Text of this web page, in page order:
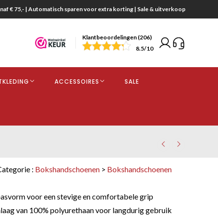
€ 75,- | Automatisch sparen voor extra korting | Sale & uitverkoop
Klantbeoordelingen (206)
8.5/10
ACCESSOIRES SALE
: Bokshandschoenen > Bokshandschoenen
voor een stevige en comfortabele grip
van 100% polyurethaan voor langdurig gebruik